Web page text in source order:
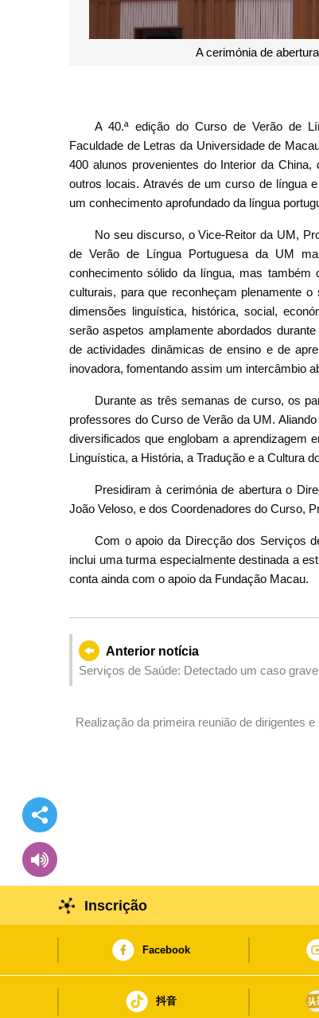
A 40.ª edição do Curso de Verão de
Faculdade de Letras da Universidade de
400 alunos provenientes do Interior da
outros locais. Através de um curso de língua
um conhecimento aprofundado da língua
No seu discurso, o Vice-Reitor da UM,
de Verão de Língua Portuguesa da UM
conhecimento sólido da língua, mas
culturais, para que reconheçam plenamente
dimensões linguística, histórica, social,
serão aspetos amplamente abordados
de actividades dinâmicas de ensino e de
inovadora, fomentando assim um intercâmbio
Durante as três semanas de curso, os
professores do Curso de Verão da UM.
diversificados que englobam a aprendizagem
Linguística, a História, a Tradução e a Cultura
Presidiram à cerimónia de abertura o
João Veloso, e dos Coordenadores do Curso,
Com o apoio da Direcção dos Serviços
inclui uma turma especialmente destinada a
conta ainda com o apoio da Fundação Macau.
Anterior notícia
Serviços de Saúde: Detectado um caso
Realização da primeira reunião de dirigentes
Inscrição
Facebook
抖音